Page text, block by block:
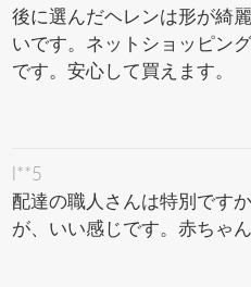
後に選んだヘレンは形が綺
いです。ネットショッピン
です。安心して買えます。
l**5
配達の職人さんは特別です
が、いい感じです。赤ちゃ